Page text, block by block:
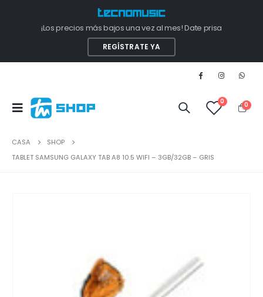
¡Los precios más bajos una vez al mes! Date prisa
REGÍSTRATE YA
0 0
CASA
SHOP
TABLET SAMSUNG GALAXY TAB A8 10.5 WIFI – 3GB/32GB – GRIS